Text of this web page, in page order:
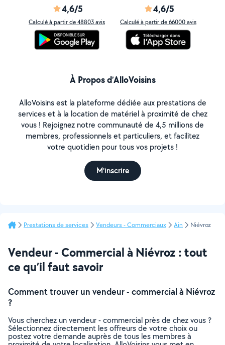
4,6/5
Calculé à partir de 48803 avis
4,6/5
Calculé à partir de 66000 avis
À Propos d’AlloVoisins
AlloVoisins est la plateforme dédiée aux prestations de
services et à la location de matériel à proximité de chez
vous ! Rejoignez notre communauté de 4,5 millions de
membres, professionnels et particuliers, et facilitez
votre quotidien pour tous vos projets !
M'inscrire
Prestations de services Vendeurs - Commerciaux Ain Niévroz
Vendeur - Commercial à Niévroz : tout
ce qu’il faut savoir
Comment trouver un vendeur - commercial à Niévroz
?
Vous cherchez un vendeur - commercial près de chez vous ?
Sélectionnez directement les offreurs de votre choix ou
postez votre demande auprès de tous les membres à